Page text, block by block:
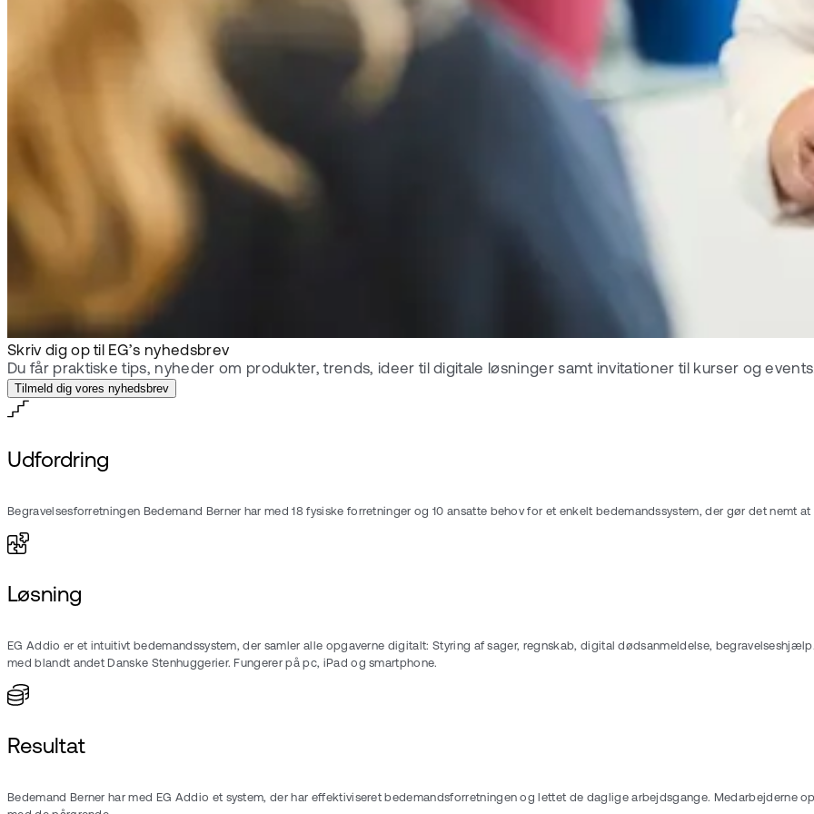
Skriv dig op til EG’s nyhedsbrev
Du får praktiske tips, nyheder om produkter, trends, ideer til digitale løsninger samt invitationer til kurser og
Tilmeld dig vores nyhedsbrev
Udfordring
Begravelsesforretningen Bedemand Berner har med 18 fysiske forretninger og 10 ansatte behov for et enkelt bedemandssystem, der gør det nemt
Løsning
EG Addio er et intuitivt bedemandssystem, der samler alle opgaverne digitalt: Styring af sager, regnskab, digital dødsanmeldelse,
med blandt andet Danske Stenhuggerier. Fungerer på pc, iPad og smartphone.
Resultat
Bedemand Berner har med EG Addio et system, der har effektiviseret bedemandsforretningen og lettet de daglige arbejdsgange. Medarbejderne